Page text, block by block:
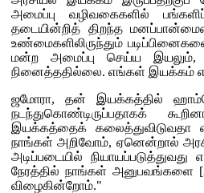
அமைப்பு வழிவகைகளில்
தடையின்றித் திறந்த
உண்மைகளிலிருந்தும்
மன்ற அமைப்பு செய்ய இயலும்,
நினைத்ததில்லை. எங்கள் இயக்கம்
ஜமோரா, தன் இயக்கத்தில்
நடந்துகொண்டிருப்பதாகக்
இயக்கத்தைக் கலைத்துவிடுவதா
நாங்கள் அறிவோம், ஏனென்றால்
அடிப்படையில்
நேரத்தில் நாங்கள் அனுபவங்களை [
விழைகின்றோம்."